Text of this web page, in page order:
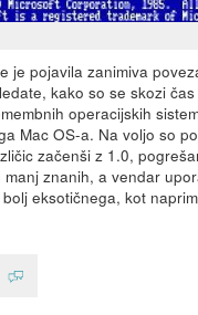
je pojavila zanimiva
kako so se skozi
operacijskih
Mac OS-a. Na voljo so
začenši z 1.0,
znanih, a vendar
eksotičnega, kot